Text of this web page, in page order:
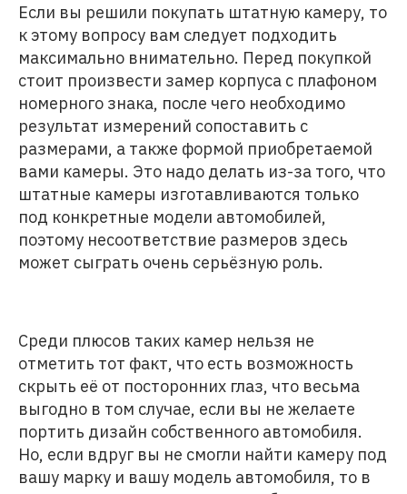
Если вы решили покупать штатную камеру, то
к этому вопросу вам следует подходить
максимально внимательно. Перед покупкой
стоит произвести замер корпуса с плафоном
номерного знака, после чего необходимо
результат измерений сопоставить с
размерами, а также формой приобретаемой
вами камеры. Это надо делать из-за того, что
штатные камеры изготавливаются только
под конкретные модели автомобилей,
поэтому несоответствие размеров здесь
может сыграть очень серьёзную роль.
Среди плюсов таких камер нельзя не
отметить тот факт, что есть возможность
скрыть её от посторонних глаз, что весьма
выгодно в том случае, если вы не желаете
портить дизайн собственного автомобиля.
Но, если вдруг вы не смогли найти камеру под
вашу марку и вашу модель автомобиля, то в